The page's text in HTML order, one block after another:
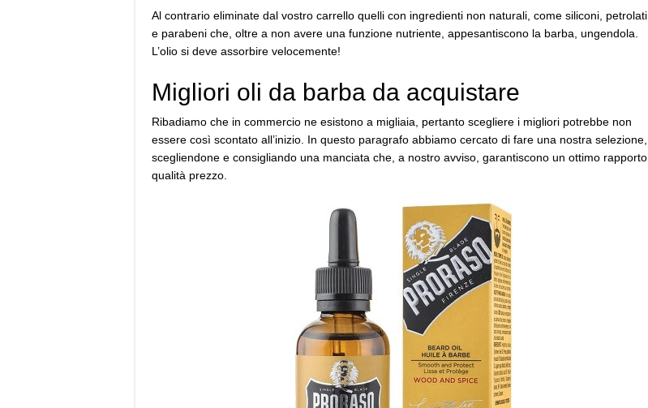
Al contrario eliminate dal vostro carrello quelli con ingredienti non naturali, come siliconi, petrolati
e parabeni che, oltre a non avere una funzione nutriente, appesantiscono la barba, ungendola.
L’olio si deve assorbire velocemente!
Migliori oli da barba da acquistare
Ribadiamo che in commercio ne esistono a migliaia, pertanto scegliere i migliori potrebbe non
essere così scontato all’inizio. In questo paragrafo abbiamo cercato di fare una nostra selezione,
scegliendone e consigliando una manciata che, a nostro avviso, garantiscono un ottimo rapporto
qualità prezzo.